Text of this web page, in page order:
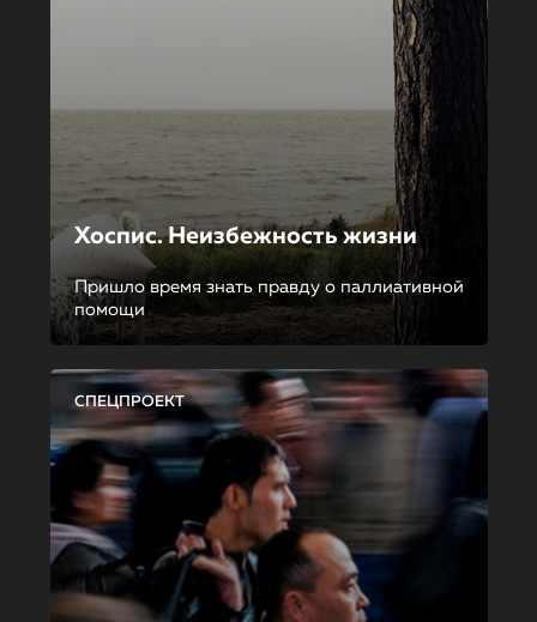
Хоспис. Неизбежность жизни
Пришло время знать правду о паллиативной
помощи
СПЕЦПРОЕКТ